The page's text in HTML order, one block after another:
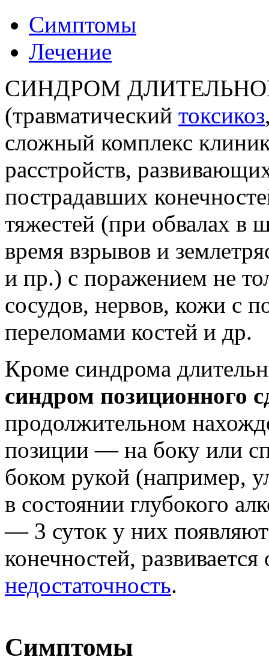
Симптомы
Лечение
СИНДРОМ
(травматический токсикоз
сложный комплекс
расстройств,
пострадавших
тяжестей (при обвалах в
время взрывов и
и пр.) с поражением не
сосудов, нервов, кожи с
переломами костей и др.
Кроме синдрома
синдром позиционного
продолжительном
позиции — на боку или
боком рукой (например,
в состоянии глубокого
— 3 суток у них
конечностей,
недостаточность.
Симптомы